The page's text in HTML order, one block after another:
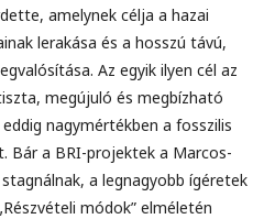
amelynek célja a hazai
lerakása és a hosszú távú,
Az egyik ilyen cél az
megújuló és megbízható
nagymértékben a fosszilis
Bár a BRI-projektek a Marcos-
a legnagyobb ígéretek
módok” elméletén